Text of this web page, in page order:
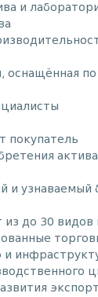
и
оснащённая
покупатель
и узнаваемый
из до 30 видов
и